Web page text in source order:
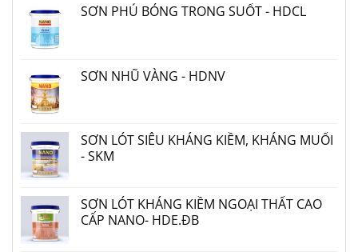
SƠN PHỦ BÓNG TRONG SUỐT - HDCL
SƠN NHŨ VÀNG - HDNV
SƠN LÓT SIÊU KHÁNG KIỀM, KHÁNG MUỐI
- SKM
SƠN LÓT KHÁNG KIỀM NGOẠI THẤT CAO
CẤP NANO- HDE.ĐB